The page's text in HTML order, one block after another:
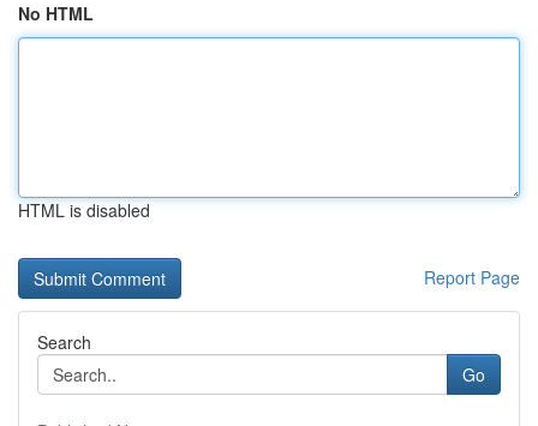
No HTML
HTML is disabled
Report Page
Search
Go